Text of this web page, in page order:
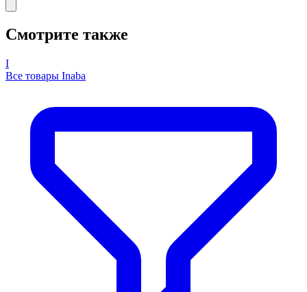
Смотрите также
I
Все товары Inaba